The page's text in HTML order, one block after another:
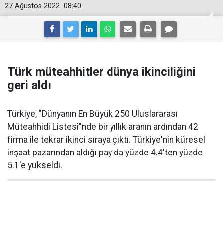
08:40
27 Ağustos 2022
Türk müteahhitler dünya ikinciliğini
geri aldı
Türkiye, "Dünyanın En Büyük 250 Uluslararası
Müteahhidi Listesi"nde bir yıllık aranın ardından 42
firma ile tekrar ikinci sıraya çıktı. Türkiye'nin küresel
inşaat pazarından aldığı pay da yüzde 4.4'ten yüzde
5.1'e yükseldi.